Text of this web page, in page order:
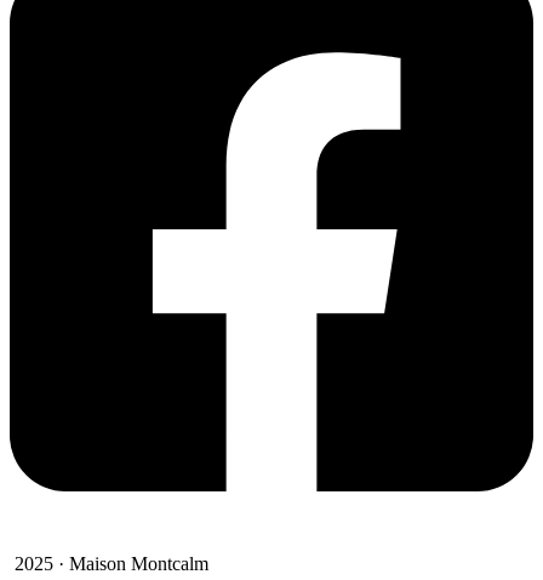
2025 · Maison Montcalm